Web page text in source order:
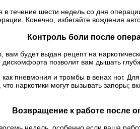
течение шести недель со дня
Конечно, избегайте вождения
Контроль боли после
будет выдан рецепт на
позволит вам дышать
пневмония и тромбы в венах ног.
наркотики могут вызывать запоры;
Возвращение к работе после